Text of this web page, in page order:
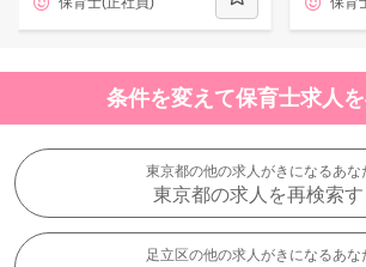
条件を変えて保育士求人
東京都の他の求人がきになるあな
東京都の求人を再検索す
足立区の他の求人がきになるあな